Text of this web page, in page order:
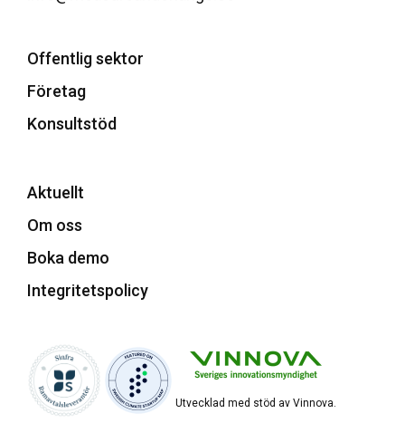
Offentlig sektor
Företag
Konsultstöd
Aktuellt
Om oss
Boka demo
Integritetspolicy
Utvecklad med stöd av Vinnova.